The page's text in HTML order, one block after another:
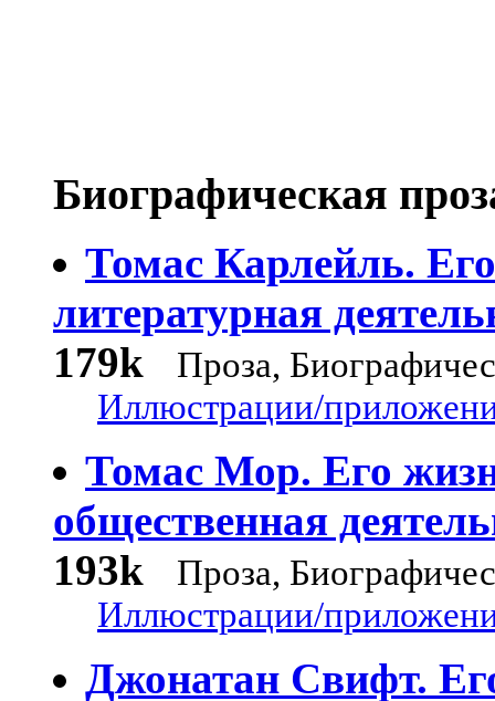
Биографическая
Томас Карлейль.
литературная
179k
Проза,
Иллюстрации/
Томас Мор. Его
общественная
193k
Проза,
Иллюстрации/
Джонатан Свифт.